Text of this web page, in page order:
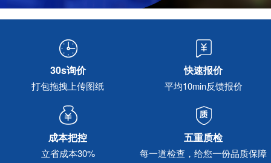
30s询价
打包拖拽上传图纸
快速报价
平均10min反馈报价
成本把控
立省成本30%
五重质检
每一道检查，给您一份品质保障